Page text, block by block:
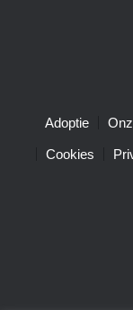
Adoptie
Cookies